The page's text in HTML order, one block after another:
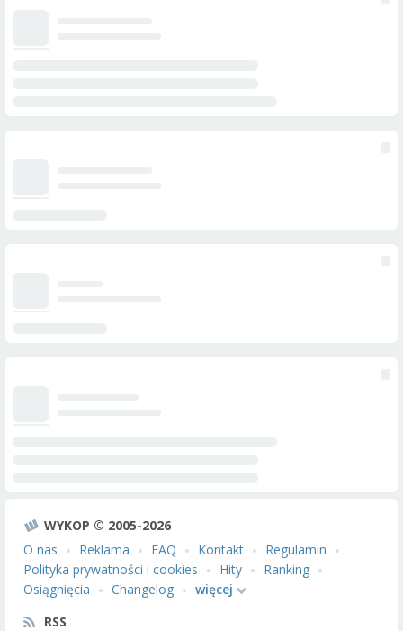
WYKOP © 2005-2026
O nas
Reklama FAQ Kontakt
Regulamin
Polityka prywatności i cookies
Hity
Ranking
Osiągnięcia
Changelog
więcej
RSS